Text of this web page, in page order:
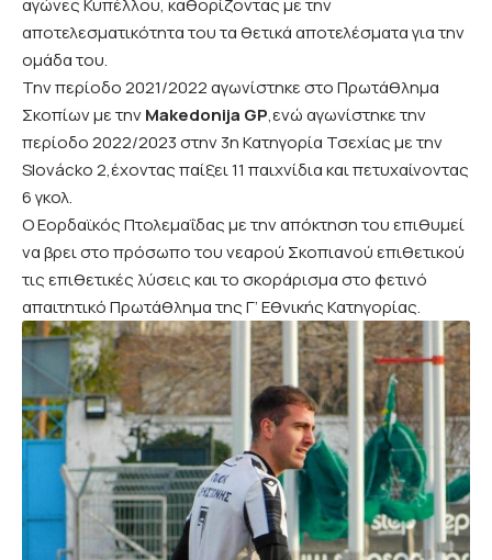
αγώνες Κυπέλλου, καθορίζοντας με την
αποτελεσματικότητα του τα θετικά αποτελέσματα για την
ομάδα του.
Την περίοδο 2021/2022 αγωνίστηκε στο Πρωτάθλημα
Σκοπίων με τηνMakedonija GP,ενώ αγωνίστηκε την
περίοδο 2022/2023 στην 3η Κατηγορία Τσεχίας με την
Slovácko 2,έχοντας παίξει 11 παιχνίδια και πετυχαίνοντας
6 γκολ.
Ο Εορδαϊκός Πτολεμαΐδας με την απόκτηση του επιθυμεί
να βρει στο πρόσωπο του νεαρού Σκοπιανού επιθετικού
τις επιθετικές λύσεις και το σκοράρισμα στο φετινό
απαιτητικό Πρωτάθλημα της Γ’ Εθνικής Κατηγορίας.